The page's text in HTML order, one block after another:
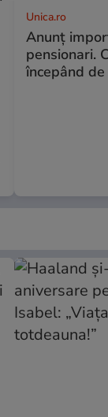
Unica.ro
Anunț
pensionari.
începând